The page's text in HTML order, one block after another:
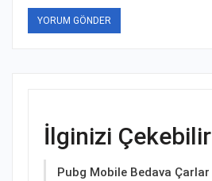
İlginizi Çekebilir
Pubg Mobile Bedava Çarlar